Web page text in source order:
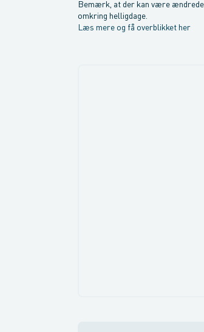
Bemærk, at der kan være
omkring helligdage.
Læs mere og få overblikket her